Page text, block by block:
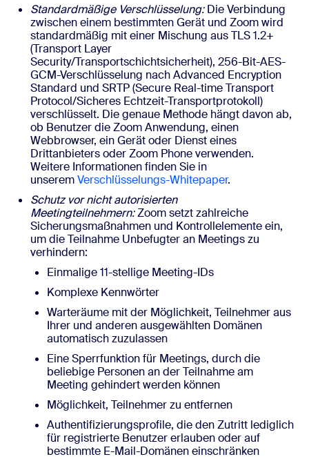
Standardmäßige Verschlüsselung:Die Verbindung
zwischen einem bestimmten Gerät und Zoom wird
standardmäßig mit einer Mischung aus TLS 1.2+
(Transport Layer
Security/Transportschichtsicherheit), 256-Bit-AES-
GCM-Verschlüsselung nach Advanced Encryption
Standard und SRTP (Secure Real-time Transport
Protocol/Sicheres Echtzeit-Transportprotokoll)
verschlüsselt. Die genaue Methode hängt davon ab,
ob Benutzer die Zoom Anwendung, einen
Webbrowser, ein Gerät oder Dienst eines
Drittanbieters oder Zoom Phone verwenden.
Weitere Informationen finden Sie in
unseremVerschlüsselungs-Whitepaper.
Schutz vor nicht autorisierten
Meetingteilnehmern:Zoom setzt zahlreiche
Sicherungsmaßnahmen und Kontrollelemente ein,
um die Teilnahme Unbefugter an Meetings zu
verhindern:
Einmalige 11-stellige Meeting-IDs
Komplexe Kennwörter
Warteräume mit der Möglichkeit, Teilnehmer aus
Ihrer und anderen ausgewählten Domänen
automatisch zuzulassen
Eine Sperrfunktion für Meetings, durch die
beliebige Personen an der Teilnahme am
Meeting gehindert werden können
Möglichkeit, Teilnehmer zu entfernen
Authentifizierungsprofile, die den Zutritt lediglich
für registrierte Benutzer erlauben oder auf
bestimmte E-Mail-Domänen einschränken